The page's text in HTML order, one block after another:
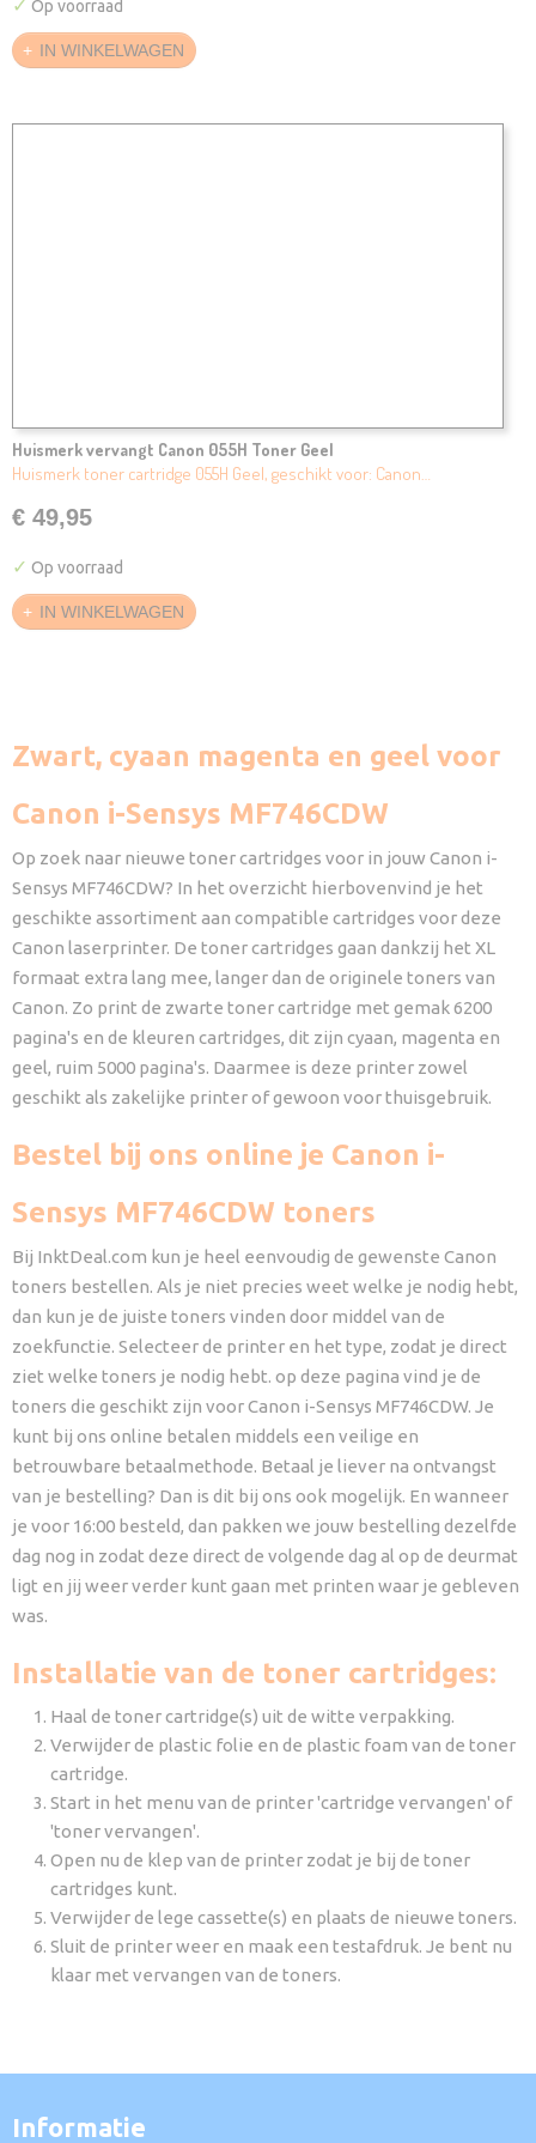
✓ Op voorraad
IN WINKELWAGEN
Huismerk vervangt Canon 055H Toner Geel
Huismerk toner cartridge 055H Geel, geschikt voor: Canon…
€ 49,95
✓ Op voorraad
IN WINKELWAGEN
Zwart, cyaan magenta en geel voor
Canon i-Sensys MF746CDW
Op zoek naar nieuwe toner cartridges voor in jouw Canon i-
Sensys MF746CDW? In het overzicht hierbovenvind je het
geschikte assortiment aan compatible cartridges voor deze
Canon laserprinter. De toner cartridges gaan dankzij het XL
formaat extra lang mee, langer dan de originele toners van
Canon. Zo print de zwarte toner cartridge met gemak 6200
pagina's en de kleuren cartridges, dit zijn cyaan, magenta en
geel, ruim 5000 pagina's. Daarmee is deze printer zowel
geschikt als zakelijke printer of gewoon voor thuisgebruik.
Bestel bij ons online je Canon i-
Sensys MF746CDW toners
Bij InktDeal.com kun je heel eenvoudig de gewenste Canon
toners bestellen. Als je niet precies weet welke je nodig hebt,
dan kun je de juiste toners vinden door middel van de
zoekfunctie. Selecteer de printer en het type, zodat je direct
ziet welke toners je nodig hebt. op deze pagina vind je de
toners die geschikt zijn voor Canon i-Sensys MF746CDW. Je
kunt bij ons online betalen middels een veilige en
betrouwbare betaalmethode. Betaal je liever na ontvangst
van je bestelling? Dan is dit bij ons ook mogelijk. En wanneer
je voor 16:00 besteld, dan pakken we jouw bestelling dezelfde
dag nog in zodat deze direct de volgende dag al op de deurmat
ligt en jij weer verder kunt gaan met printen waar je gebleven
was.
Installatie van de toner cartridges:
Haal de toner cartridge(s) uit de witte verpakking.
Verwijder de plastic folie en de plastic foam van de toner
cartridge.
Start in het menu van de printer 'cartridge vervangen' of
'toner vervangen'.
Open nu de klep van de printer zodat je bij de toner
cartridges kunt.
Verwijder de lege cassette(s) en plaats de nieuwe toners.
Sluit de printer weer en maak een testafdruk. Je bent nu
klaar met vervangen van de toners.
Informatie